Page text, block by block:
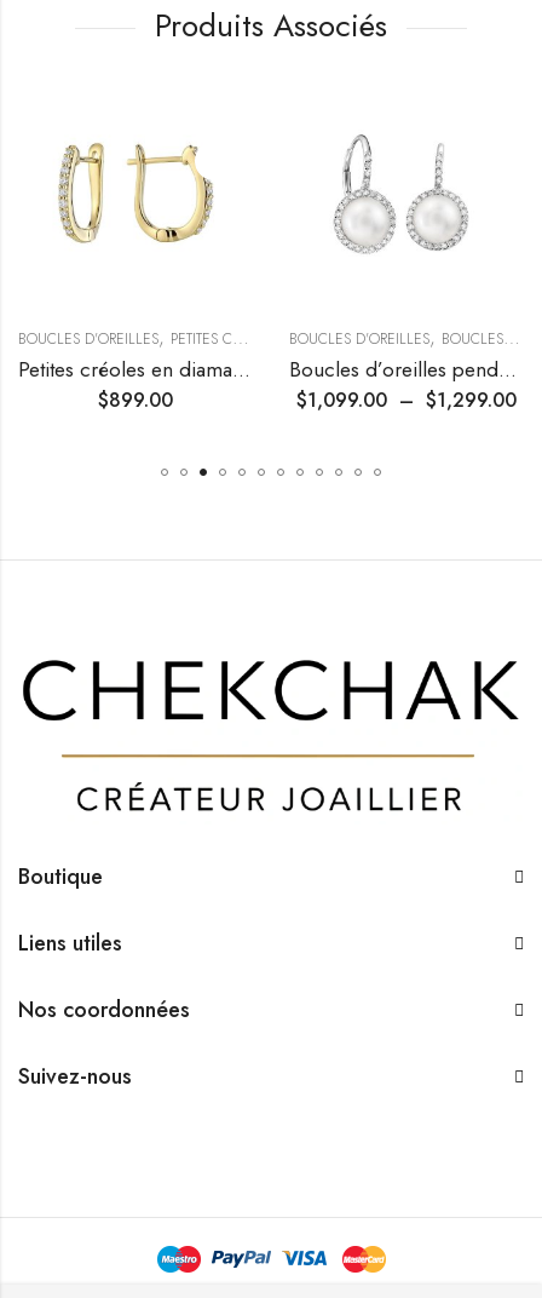
Produits Associés
,COLLECTIONS TENDANCES
BOUCLES D'OREILLES, PETITES CRÉOLES
Petites créoles en diamants
$899.00
BOUCLES D'OREILLES, BOUCLES PENDANTES
Boucles d’oreilles pendantes à halo de diamants et perles de culture
$1,099.00 – $1,299.00
Boutique
Liens utiles
Nos coordonnées
Suivez-nous